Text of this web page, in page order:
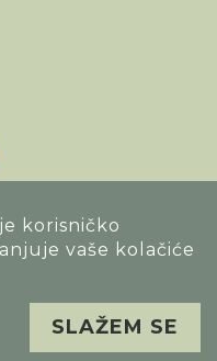
korisničko
vaše kolačiće
SLAŽEM SE
optika ©